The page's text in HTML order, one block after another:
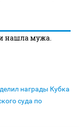
нашла мужа.
награды Кубка
суда по